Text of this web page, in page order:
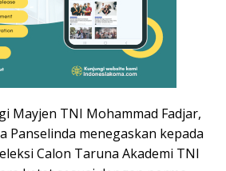
Mayjen TNI Mohammad Fadjar,
Panselinda menegaskan kepada
Calon Taruna Akademi TNI